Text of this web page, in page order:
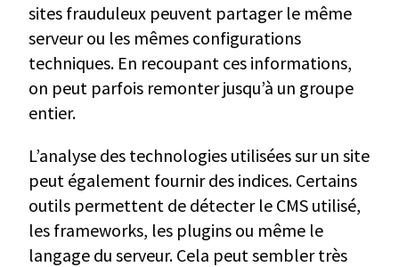
sites frauduleux peuvent partager le même
serveur ou les mêmes configurations
techniques. En recoupant ces informations,
on peut parfois remonter jusqu’à un groupe
entier.
L’analyse des technologies utilisées sur un site
peut également fournir des indices. Certains
outils permettent de détecter le CMS utilisé,
les frameworks, les plugins ou même le
langage du serveur. Cela peut sembler très